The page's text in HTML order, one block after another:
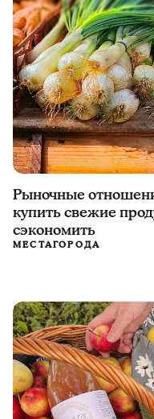
Рыночные
купить свежие
сэкономить
МЕСТАГОРОДА